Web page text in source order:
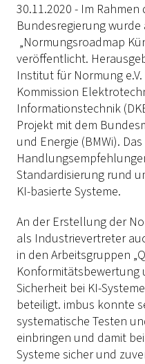
30.11.2020 - Im
Bundesregierung wurde
„Normungsroadmap
veröffentlicht.
Institut für Normung
Kommission
Informationstechnik
Projekt mit dem
und Energie (BMWi).
Standardisierung rund
KI-basierte Systeme.
An der Erstellung der
als Industrievertreter
in den Arbeitsgruppen
Konformitätsbewertung
Sicherheit bei KI-
beteiligt. imbus konnte
systematische Testen
einbringen und damit
Systeme sicher und